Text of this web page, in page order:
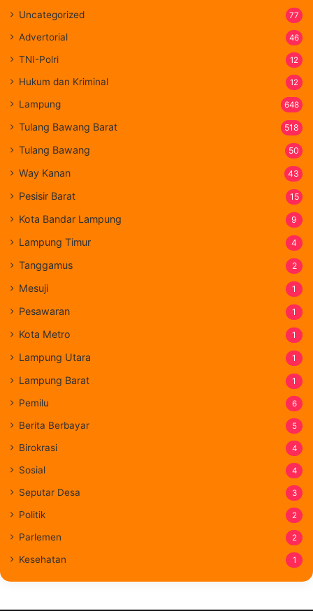
Uncategorized 77
Advertorial 46
TNI-Polri 12
Hukum dan Kriminal 12
Lampung 648
Tulang Bawang Barat 518
Tulang Bawang 50
Way Kanan 43
Pesisir Barat 15
Kota Bandar Lampung 9
Lampung Timur 4
Tanggamus 2
Mesuji 1
Pesawaran 1
Kota Metro 1
Lampung Utara 1
Lampung Barat 1
Pemilu 6
Berita Berbayar 5
Birokrasi 4
Sosial 4
Seputar Desa 3
Politik 2
Parlemen 2
Kesehatan 1